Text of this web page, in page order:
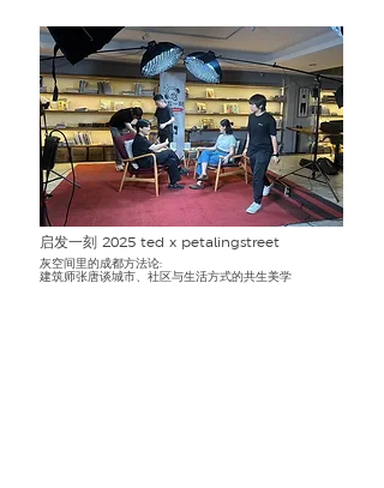
启发一刻 2025 ted x petalingstreet
灰空间里的成都方法论:
建筑师张唐谈城市、社区与生活方式的共生美学